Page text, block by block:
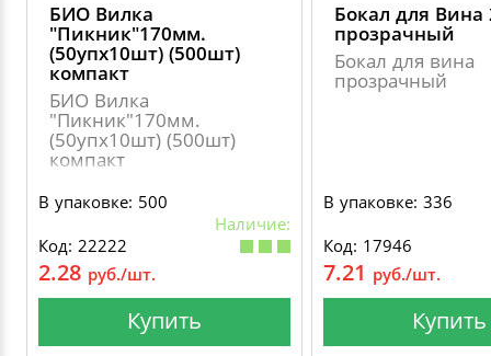
БИО Вилка
"Пикник"170мм.
(50упх10шт) (500шт)
компакт
БИО Вилка
"Пикник"170мм.
(50упх10шт) (500шт)
компакт
В упаковке: 500
Наличие:
Код: 22222
2.28 руб./шт.
Купить
Бокал для Вина
прозрачный
Бокал для вина
прозрачный
В упаковке: 336
Код: 17946
7.21 руб./шт.
Купить